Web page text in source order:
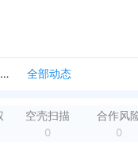
部动态
空壳扫描
0
合作风
0